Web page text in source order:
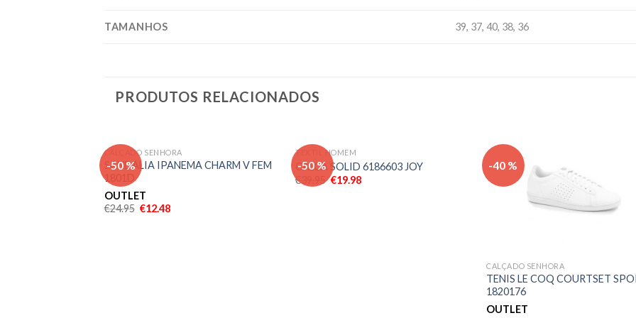
TAMANHOS 39, 37, 40, 38, 36
PRODUTOS RELACIONADOS
-50 %
Adicionar
aos meus
CALÇADO SENHORA
SANDALIA IPANEMA CHARM V FEM
1801D
OUTLET
€24.95 €12.48
-50 %
Adicionar
TEXTIL HOMEM
CALCA SOLID 6186603 JOY
€ 39.95 €19.98
-40 %
CALÇADO SENHORA
TENIS LE COQ COURTSET
1820176
OUTLET